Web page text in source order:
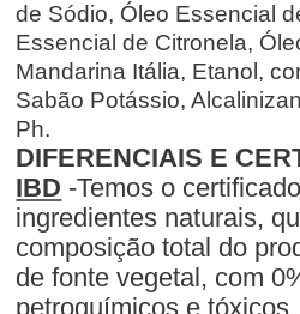
de Sódio, Óleo Essencial
Essencial de Citronela,
Mandarina Itália, Etanol,
Sabão Potássio,
Ph.
DIFERENCIAIS E
IBD -Temos o
ingredientes naturais,
composição total do
de fonte vegetal, com
petroquímicos e tóxicos.